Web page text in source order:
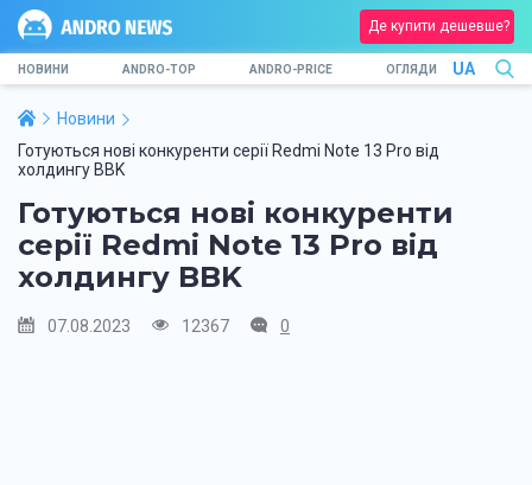
Де купити дешевше?
НОВИНИ ANDRO-TOP ANDRO-PRICE ОГЛЯДИ UA
Новини
Готуються нові конкуренти серії Redmi Note 13 Pro від
холдингу BBK
Готуються нові конкуренти
серії Redmi Note 13 Pro від
холдингу BBK
07.08.2023 12367 0